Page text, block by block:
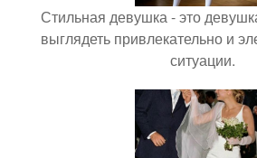
Стильная девушка - это
выглядеть привлекательно и
ситуации.